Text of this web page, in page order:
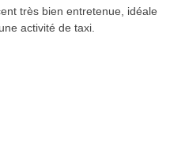
très bien entretenue, idéale
activité de taxi.